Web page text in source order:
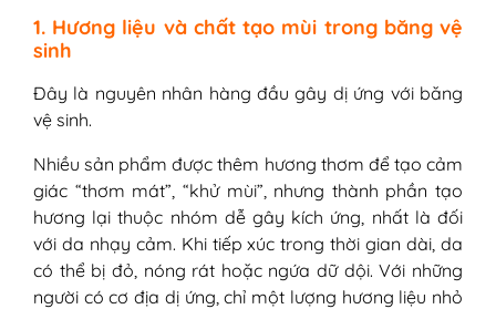
1. Hương liệu và chất tạo mùi trong băng vệ
sinh
Đây là nguyên nhân hàng đầu gây dị ứng với băng
vệ sinh.
Nhiều sản phẩm được thêm hương thơm để tạo cảm
giác “thơm mát”, “khử mùi”, nhưng thành phần tạo
hương lại thuộc nhóm dễ gây kích ứng, nhất là đối
với da nhạy cảm. Khi tiếp xúc trong thời gian dài, da
có thể bị đỏ, nóng rát hoặc ngứa dữ dội. Với những
người có cơ địa dị ứng, chỉ một lượng hương liệu nhỏ